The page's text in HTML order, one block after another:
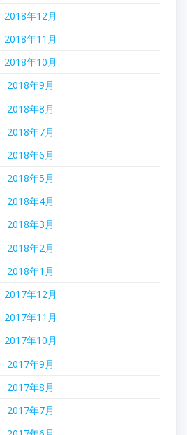
2018年12月
2018年11月
2018年10月
2018年9月
2018年8月
2018年7月
2018年6月
2018年5月
2018年4月
2018年3月
2018年2月
2018年1月
2017年12月
2017年11月
2017年10月
2017年9月
2017年8月
2017年7月